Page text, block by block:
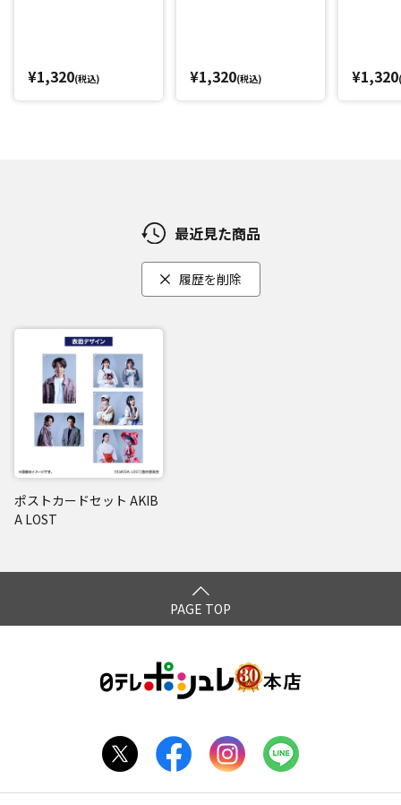
¥1,320(税込) ¥1,320(税込) ¥1,320
最近見た商品
履歴を削除
ポストカードセット AKIB
A LOST
PAGE TOP